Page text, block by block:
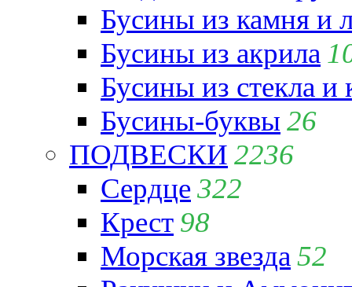
Бусины из камня и
Бусины из акрила
Бусины из стекла и
Бусины-буквы 26
ПОДВЕСКИ 2236
Сердце322
Крест 98
Морская звезда 52